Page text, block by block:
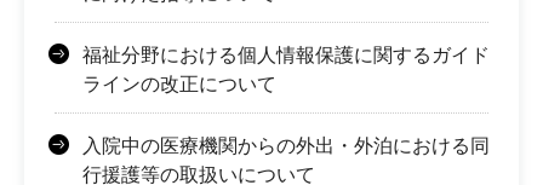
福祉分野における個人情報保護に関するガイド
ラインの改正について
入院中の医療機関からの外出・外泊における同
行援護等の取扱いについて